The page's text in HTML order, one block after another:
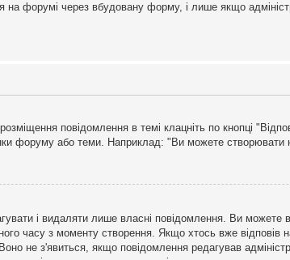
на форумі через вбудовану форму, і лише якщо
повідомлення в темі клацніть по кнопці
форуму або теми. Наприклад: "Ви можете
і видаляти лише власні повідомлення. Ви можете
часу з моменту створення. Якщо хтось вже відповів
не з'явиться, якщо повідомлення редагував